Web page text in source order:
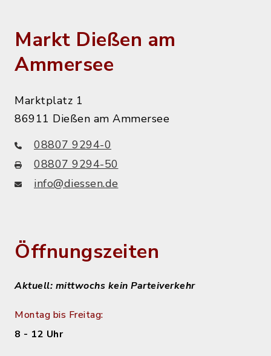
Markt Dießen am
Ammersee
Marktplatz 1
86911 Dießen am Ammersee
08807 9294-0
08807 9294-50
info@diessen.de
Öffnungszeiten
Aktuell: mittwochs kein Parteiverkehr
Montag bis Freitag:
8 - 12 Uhr